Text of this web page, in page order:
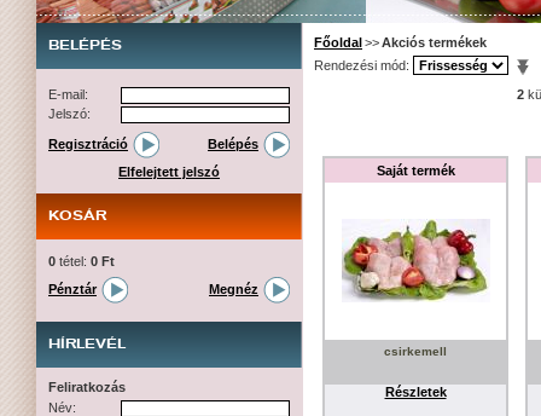
BELÉPÉS
E-mail:
Jelszó:
Regisztráció
Belépés
Elfelejtett jelszó
KOSÁR
0 tétel: 0 Ft
Pénztár
Megnéz
HÍRLEVÉL
Feliratkozás
Név:
Főoldal>>Akciós termékek
Rendezési mód:
2
Saját termék
csirkemell
Részletek